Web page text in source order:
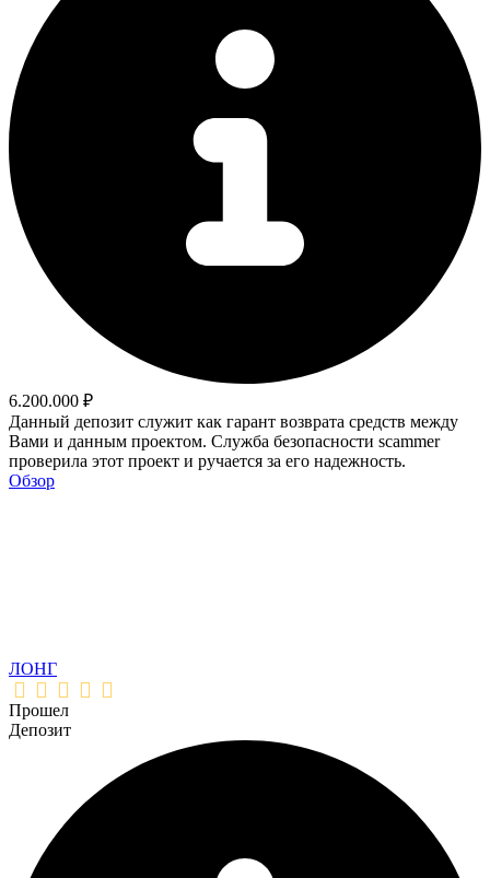
6.200.000 ₽
Данный депозит служит как гарант возврата средств между
Вами и данным проектом. Служба безопасности scammer
проверила этот проект и ручается за его надежность.
Обзор
ЛОНГ
Прошел
Депозит